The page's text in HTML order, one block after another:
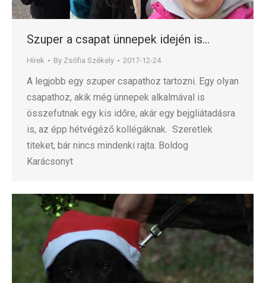
Szuper a csapat ünnepek idején is…
Hírek By Zsófia Székely 2017-12-24
A legjobb egy szuper csapathoz tartozni. Egy olyan
csapathoz, akik még ünnepek alkalmával is
összefutnak egy kis időre, akár egy bejgliátadásra
is, az épp hétvégéző kollégáknak. Szeretlek
titeket, bár nincs mindenki rajta. Boldog
Karácsonyt